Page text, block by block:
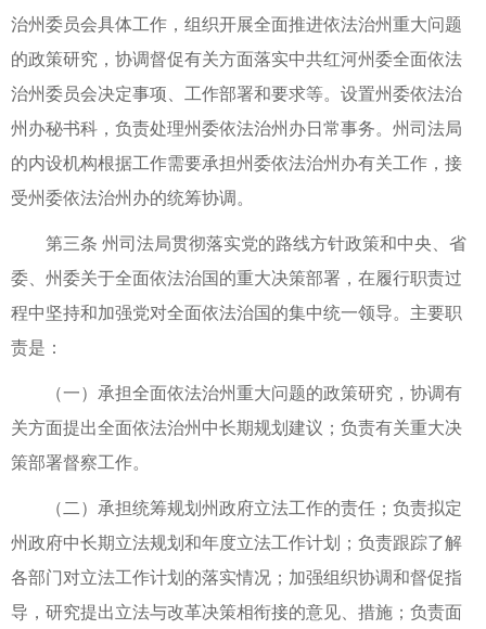
治州委员会具体工作，组织开展全面推进依法治州重大问题
的政策研究，协调督促有关方面落实中共红河州委全面依法
治州委员会决定事项、工作部署和要求等。设置州委依法治
州办秘书科，负责处理州委依法治州办日常事务。州司法局
的内设机构根据工作需要承担州委依法治州办有关工作，接
受州委依法治州办的统筹协调。
第三条 州司法局贯彻落实党的路线方针政策和中央、省
委、州委关于全面依法治国的重大决策部署，在履行职责过
程中坚持和加强党对全面依法治国的集中统一领导。主要职
责是：
（一）承担全面依法治州重大问题的政策研究，协调有
关方面提出全面依法治州中长期规划建议；负责有关重大决
策部署督察工作。
（二）承担统筹规划州政府立法工作的责任；负责拟定
州政府中长期立法规划和年度立法工作计划；负责跟踪了解
各部门对立法工作计划的落实情况；加强组织协调和督促指
导，研究提出立法与改革决策相衔接的意见、措施；负责面